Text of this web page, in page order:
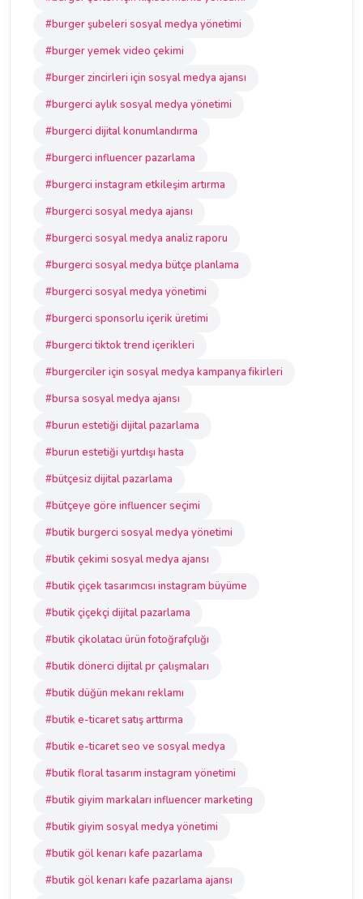
#burger şubeleri sosyal medya yönetimi
#burger yemek video çekimi
#burger zincirleri için sosyal medya ajansı
#burgerci aylık sosyal medya yönetimi
#burgerci dijital konumlandırma
#burgerci influencer pazarlama
#burgerci instagram etkileşim artırma
#burgerci sosyal medya ajansı
#burgerci sosyal medya analiz raporu
#burgerci sosyal medya bütçe planlama
#burgerci sosyal medya yönetimi
#burgerci sponsorlu içerik üretimi
#burgerci tiktok trend içerikleri
#burgerciler için sosyal medya kampanya fikirleri
#bursa sosyal medya ajansı
#burun estetiği dijital pazarlama
#burun estetiği yurtdışı hasta
#bütçesiz dijital pazarlama
#bütçeye göre influencer seçimi
#butik burgerci sosyal medya yönetimi
#butik çekimi sosyal medya ajansı
#butik çiçek tasarımcısı instagram büyüme
#butik çiçekçi dijital pazarlama
#butik çikolatacı ürün fotoğrafçılığı
#butik dönerci dijital pr çalışmaları
#butik düğün mekanı reklamı
#butik e-ticaret satış arttırma
#butik e-ticaret seo ve sosyal medya
#butik floral tasarım instagram yönetimi
#butik giyim markaları influencer marketing
#butik giyim sosyal medya yönetimi
#butik göl kenarı kafe pazarlama
#butik göl kenarı kafe pazarlama ajansı